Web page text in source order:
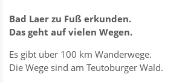
Bad Laer zu Fuß erkunden.
Das geht auf vielen Wegen.
Es gibt über 100 km Wanderwege.
Die Wege sind am Teutoburger Wald.